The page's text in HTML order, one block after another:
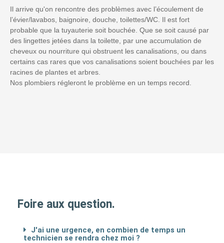
Il arrive qu'on rencontre des problèmes avec l’écoulement de
l’évier/lavabos, baignoire, douche, toilettes/WC. Il est fort
probable que la tuyauterie soit bouchée. Que se soit causé par
des lingettes jetées dans la toilette, par une accumulation de
cheveux ou nourriture qui obstruent les canalisations, ou dans
certains cas rares que vos canalisations soient bouchées par les
racines de plantes et arbres.
Nos plombiers régleront le problème en un temps record.
Foire aux question.
J'ai une urgence, en combien de temps un
technicien se rendra chez moi ?